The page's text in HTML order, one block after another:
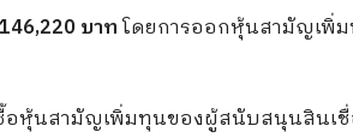
บาทโดยการออกหุ้นสามัญเพิ่ม
อหุ้นสามัญเพิ่มทุนของผู้สนับสนุนสินเ